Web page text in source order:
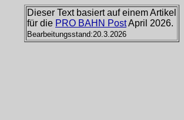
Dieser Text basiert auf einem Artikel
für die PRO BAHN PostApril 2026.
Bearbeitungsstand:20.3.2026